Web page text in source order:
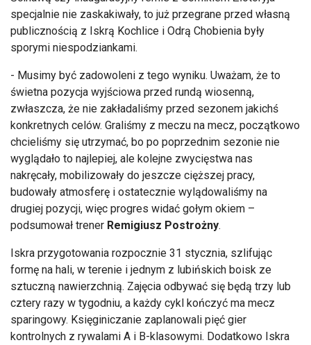
specjalnie nie zaskakiwały, to już przegrane przed własną
publicznością z Iskrą Kochlice i Odrą Chobienia były
sporymi niespodziankami.
- Musimy być zadowoleni z tego wyniku. Uważam, że to
świetna pozycja wyjściowa przed rundą wiosenną,
zwłaszcza, że nie zakładaliśmy przed sezonem jakichś
konkretnych celów. Graliśmy z meczu na mecz, początkowo
chcieliśmy się utrzymać, bo po poprzednim sezonie nie
wyglądało to najlepiej, ale kolejne zwycięstwa nas
nakręcały, mobilizowały do jeszcze cięższej pracy,
budowały atmosferę i ostatecznie wylądowaliśmy na
drugiej pozycji, więc progres widać gołym okiem –
podsumował trener Remigiusz Postrożny.
Iskra przygotowania rozpocznie 31 stycznia, szlifując
formę na hali, w terenie i jednym z lubińskich boisk ze
sztuczną nawierzchnią. Zajęcia odbywać się będą trzy lub
cztery razy w tygodniu, a każdy cykl kończyć ma mecz
sparingowy. Księginiczanie zaplanowali pięć gier
kontrolnych z rywalami A i B-klasowymi. Dodatkowo Iskra